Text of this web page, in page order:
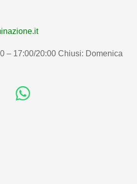
– 17:00/20:00 Chiusi: Domenica